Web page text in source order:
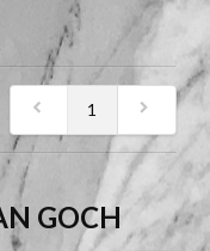
1
GOCH